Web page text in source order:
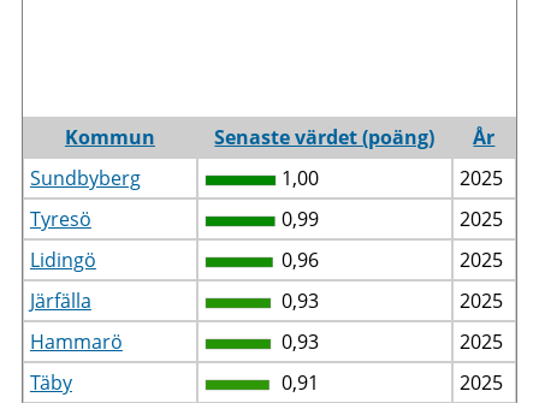
Kommun Senaste värdet (poäng)
År
Sundbyberg
1,00
2025
Tyresö
0,99
2025
Lidingö
0,96
2025
Järfälla
0,93
2025
Hammarö
0,93
2025
Täby
0,91
2025